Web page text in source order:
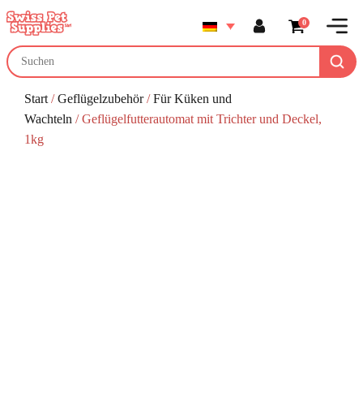
0
Start /Geflügelzubehör/Für Küken und
Wachteln / Geflügelfutterautomat mit Trichter und Deckel,
1kg